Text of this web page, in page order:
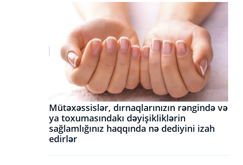
Mütəxəssislər, dırnaqlarınızın rəngində və
ya toxumasındakı dəyişikliklərin
sağlamlığınız haqqında nə dediyini izah
edirlər